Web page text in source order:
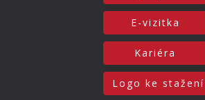
E-vizitka
Kariéra
Logo ke stažení